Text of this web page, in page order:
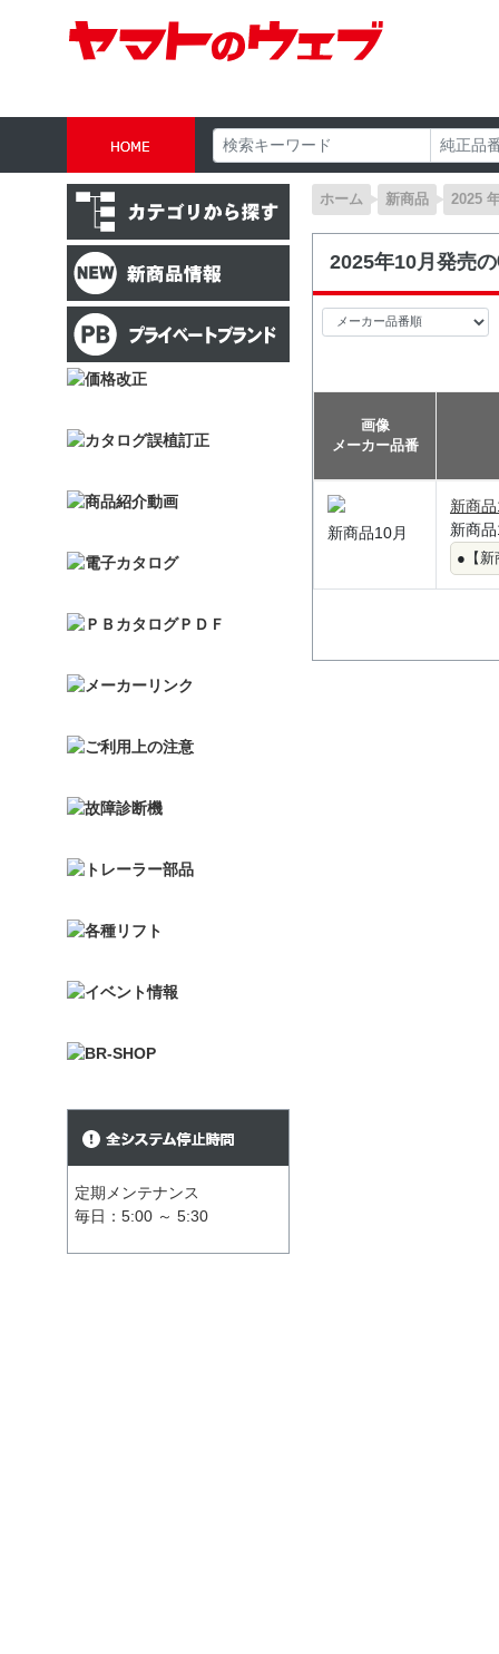
定期メンテナンス
毎日：5:00 ～ 5:30
ホーム 新商品 2025
2025年10月発売
画像
メーカー品番
新商品10月
新商
新商
● 【